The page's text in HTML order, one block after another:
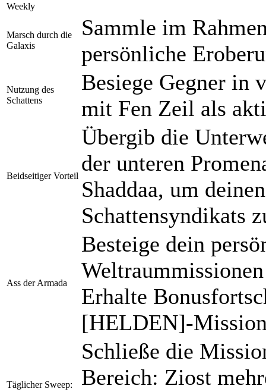
Weekly
Marsch durch die
Galaxis
Sammle im
persönliche
Nutzung des
Schattens
Besiege Gegner in
mit Fen Zeil als
Beidseitiger Vorteil
Übergib die
der unteren
Shaddaa, um
Schattensyndikats
Ass der Armada
Besteige dein
Erhalte
[HELDEN]-
Täglicher Sweep:
Schließe die
Bereich: Ziost